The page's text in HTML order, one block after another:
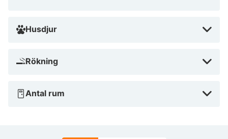
Husdjur
Rökning
Antal rum